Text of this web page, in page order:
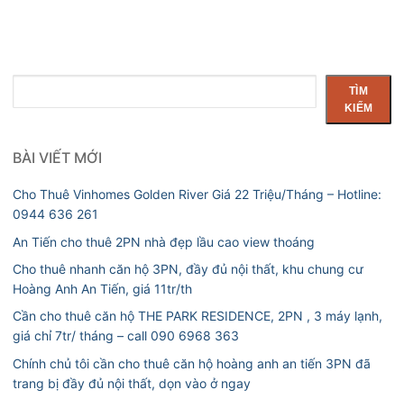
kiếm
TÌM
KIẾM
BÀI VIẾT MỚI
Cho Thuê Vinhomes Golden River Giá 22 Triệu/Tháng – Hotline:
0944 636 261
An Tiến cho thuê 2PN nhà đẹp lầu cao view thoáng
Cho thuê nhanh căn hộ 3PN, đầy đủ nội thất, khu chung cư
Hoàng Anh An Tiến, giá 11tr/th
Cần cho thuê căn hộ THE PARK RESIDENCE, 2PN , 3 máy lạnh,
giá chỉ 7tr/ tháng – call 090 6968 363
Chính chủ tôi cần cho thuê căn hộ hoàng anh an tiến 3PN đã
trang bị đầy đủ nội thất, dọn vào ở ngay